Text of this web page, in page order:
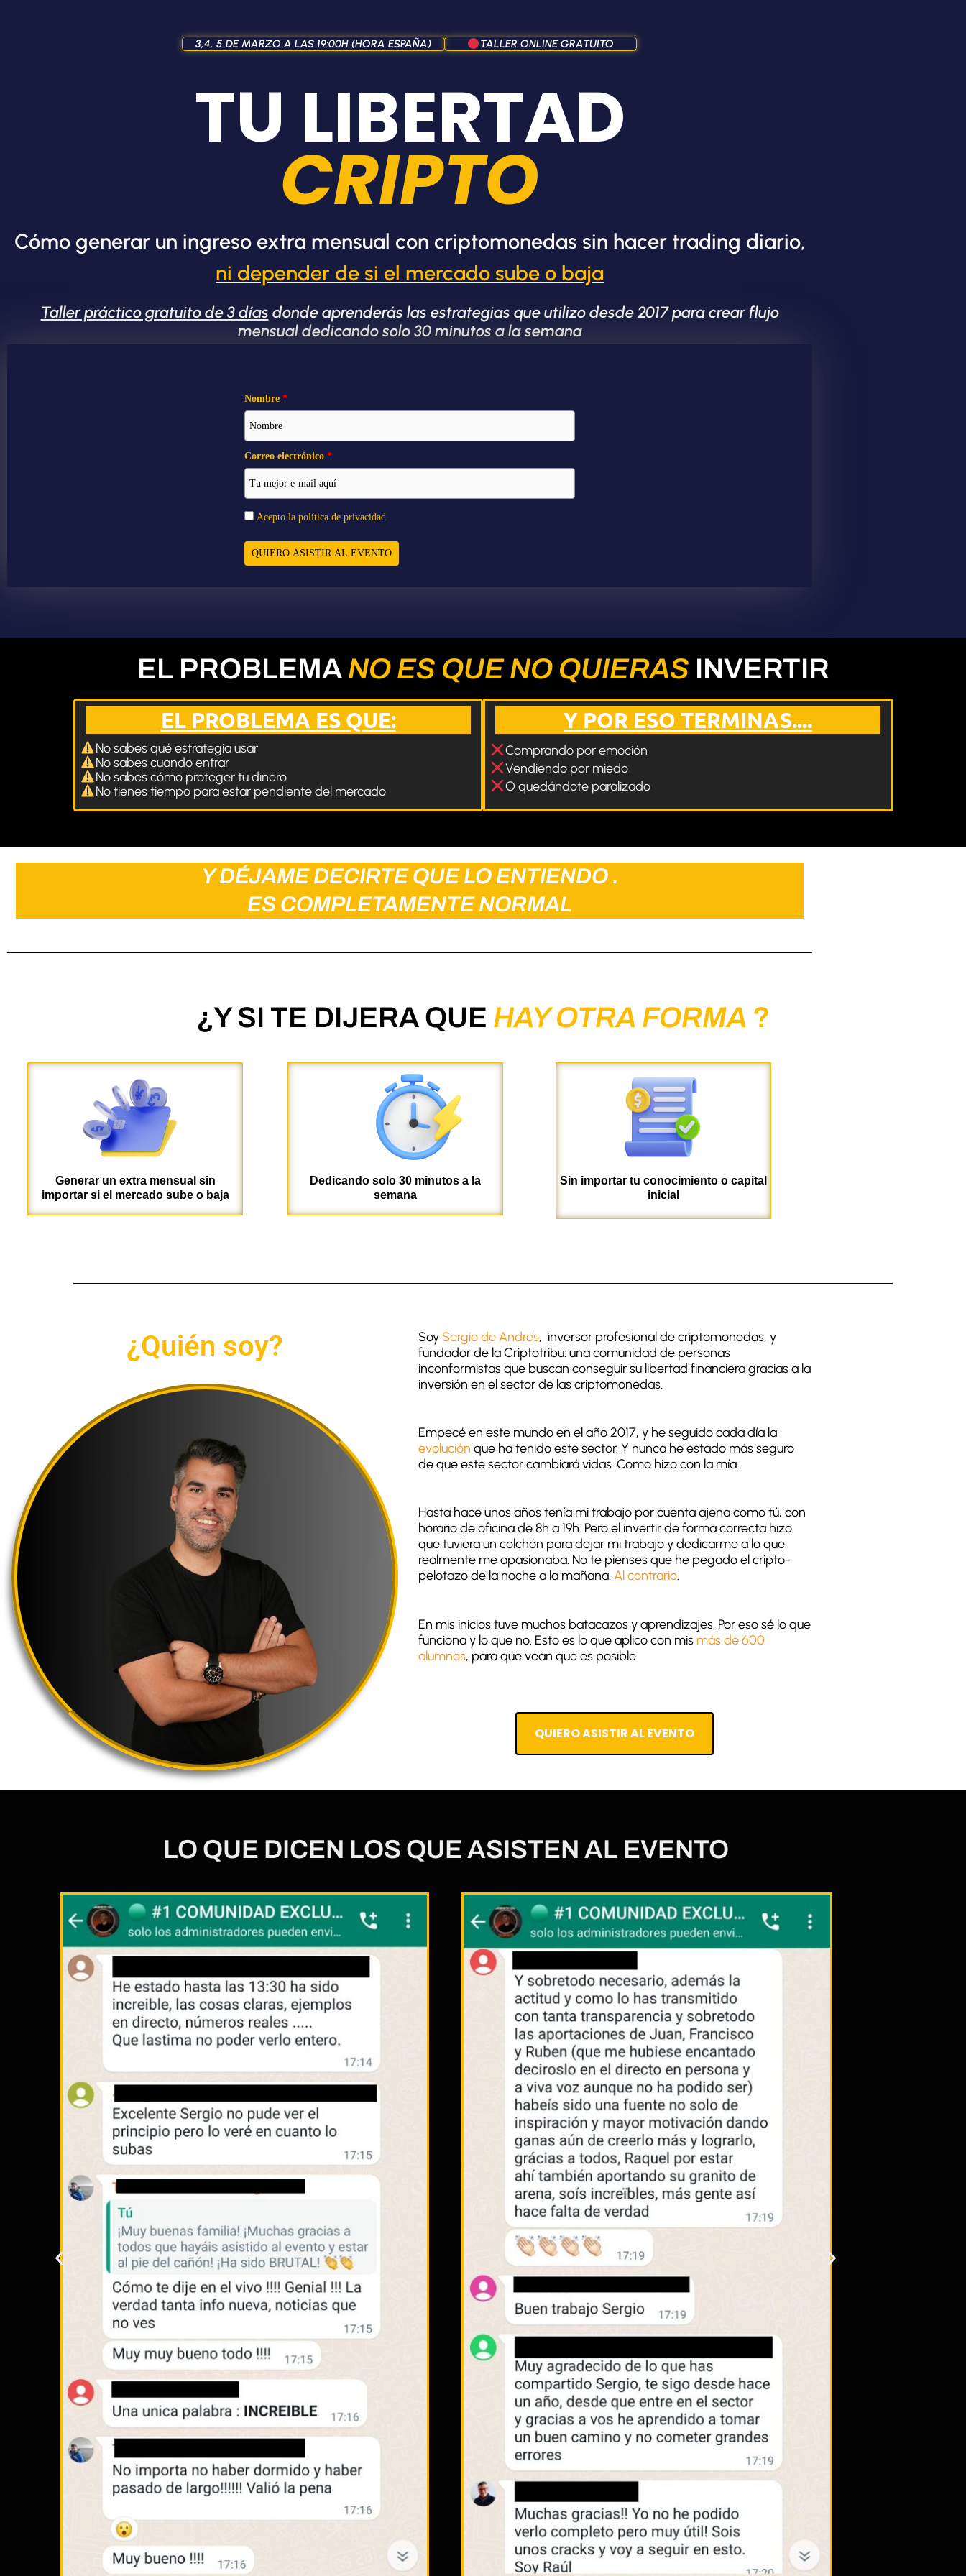
3,4, 5 DE MARZO A LAS 19:00H (HORA ESPAÑA) TALLER ONLINE GRATUITO
TU LIBERTAD
CRIPTO
Cómo generar un ingreso extra mensual con criptomonedas sin hacer trading diario,
ni depender de si el mercado sube o baja
Taller práctico gratuito de 3 días donde aprenderás las estrategias que utilizo desde 2017 para crear flujo
mensual dedicando solo 30 minutos a la semana
Nombre *
Correo electrónico *
Acepto la política de privacidad
QUIERO ASISTIR AL EVENTO
EL PROBLEMA NO ES QUE NO QUIERAS INVERTIR
EL PROBLEMA ES QUE:
No sabes qué estrategia usar
No sabes cuando entrar
No sabes cómo proteger tu dinero
No tienes tiempo para estar pendiente del mercado
Y POR ESO TERMINAS....
Comprando por emoción
Vendiendo por miedo
O quedándote paralizado
Y DÉJAME DECIRTE QUELO ENTIENDO .
ES COMPLETAMENTE NORMAL
¿Y SI TE DIJERA QUE HAY OTRA FORMA ?
Generar un extra mensual sin
importar si el mercado sube o baja
Dedicando solo 30 minutos a la
semana
Sin importar tu conocimiento o capital
inicial
¿Quién soy? Soy Sergio de Andrés, inversor profesional de criptomonedas, y
fundador de la Criptotribu: una comunidad de personas
inconformistas que buscan conseguir su libertad financiera gracias a la
inversión en el sector de las criptomonedas.
Empecé en este mundo en el año 2017, y he seguido cada día la
evolución que ha tenido este sector. Y nunca he estado más seguro
de que este sector cambiará vidas. Como hizo con la mía.
Hasta hace unos años tenía mi trabajo por cuenta ajena como tú, con
horario de oficina de 8h a 19h. Pero el invertir de forma correcta hizo
que tuviera un colchón para dejar mi trabajo y dedicarme a lo que
realmente me apasionaba. No te pienses que he pegado el cripto-
pelotazo de la noche a la mañana. Al contrario.
En mis inicios tuve muchos batacazos y aprendizajes. Por eso sé lo que
funciona y lo que no. Esto es lo que aplico con mis más de 600
alumnos, para que vean que es posible.
QUIERO ASISTIR AL EVENTO
LO QUE DICEN LOS QUE ASISTEN AL EVENTO